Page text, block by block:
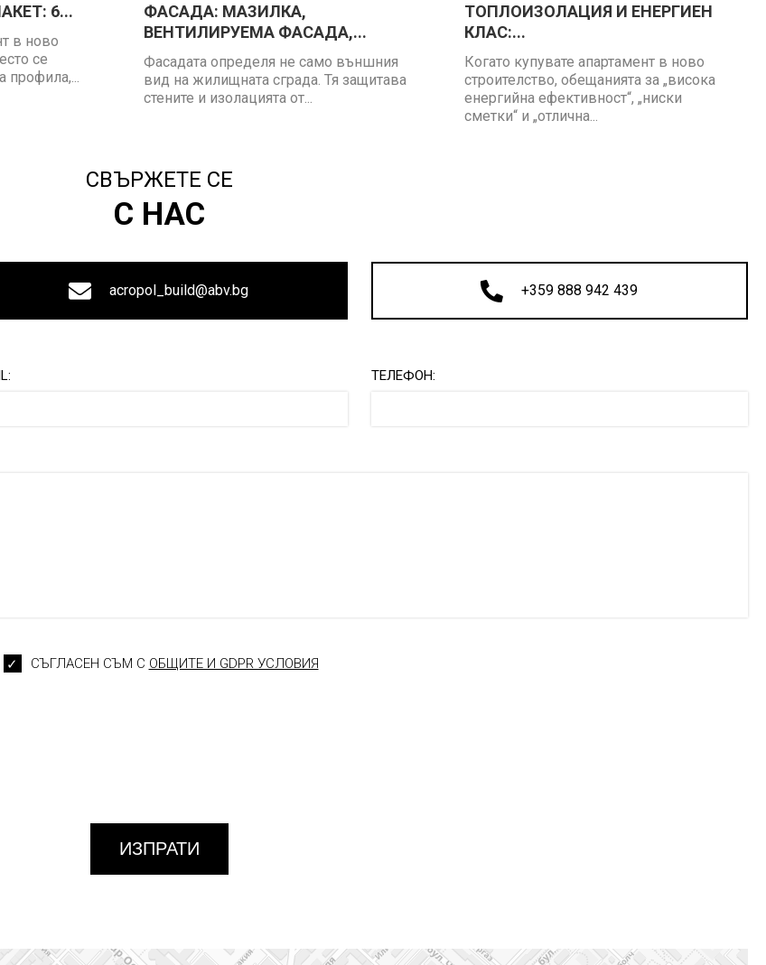
6...
в ново
се
ФАСАДА: МАЗИЛКА,
ВЕНТИЛИРУЕМА ФАСАДА,...
Фасадата определя не само външния
вид на жилищната сграда. Тя защитава
стените и изолацията от...
ТОПЛОИЗОЛАЦИЯ И ЕНЕРГИЕН
КЛАС:...
Когато купувате апартамент в ново
строителство, обещанията за „висока
енергийна ефективност“, „ниски
сметки“ и „отлична...
СВЪРЖЕТЕ СЕ
С НАС
acropol_build@abv.bg +359 888 942 439
ТЕЛЕФОН:
СЪГЛАСЕН СЪМ С ОБЩИТЕ И GDPR УСЛОВИЯ
ИЗПРАТИ